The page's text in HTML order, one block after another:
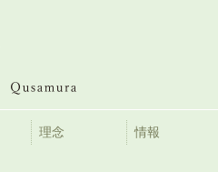
理念 情報